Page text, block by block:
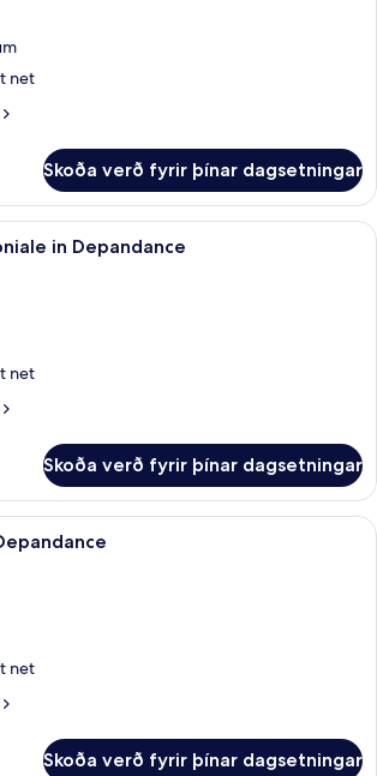
net
Skoða verð fyrir þínar dagsetningar
Dúnsængur, míníbar, öryggishólf í
in Depandance
net
Skoða verð fyrir þínar dagsetningar
Dúnsængur, míníbar, öryggishólf í
net
Skoða verð fyrir þínar dagsetningar